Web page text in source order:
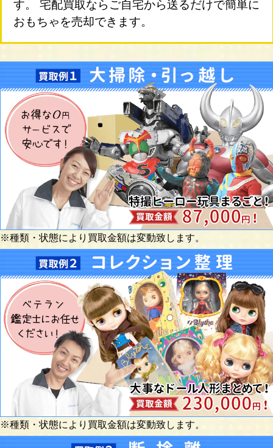
す。 宅配買取ならご自宅から送るだけで簡単に
おもちゃを売却できます。
※種類・状態により買取金額は変動致します。
※種類・状態により買取金額は変動致します。